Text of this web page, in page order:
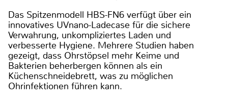
Das Spitzenmodell HBS-FN6 verfügt über ein
innovatives UVnano-Ladecase für die sichere
Verwahrung, unkompliziertes Laden und
verbesserte Hygiene. Mehrere Studien haben
gezeigt, dass Ohrstöpsel mehr Keime und
Bakterien beherbergen können als ein
Küchenschneidebrett, was zu möglichen
Ohrinfektionen führen kann.